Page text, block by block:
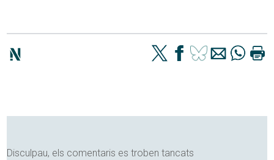
Disculpau, els comentaris es troben tancats